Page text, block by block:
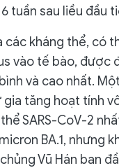
tuần sau liều đầu
các kháng thể, có
vào tế bào, được
và cao nhất.
tăng hoạt tính
SARS-CoV-2
BA.1, nhưng
Vũ Hán ban